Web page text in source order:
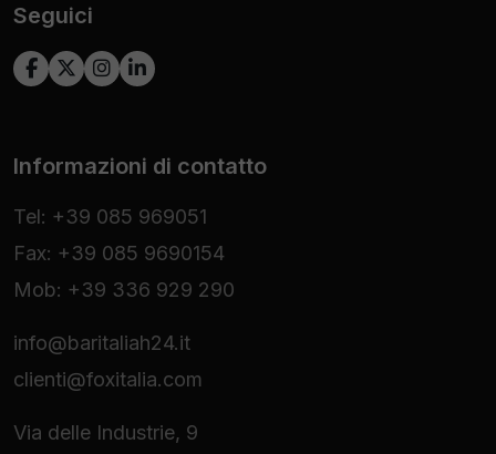
Seguici
Informazioni di contatto
Tel: +39 085 969051
Fax: +39 085 9690154
Mob: +39 336 929 290
info@baritaliah24.it
clienti@foxitalia.com
Via delle Industrie, 9